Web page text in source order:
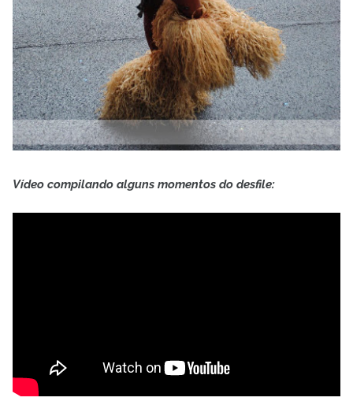
Vídeo compilando alguns momentos do desfile: